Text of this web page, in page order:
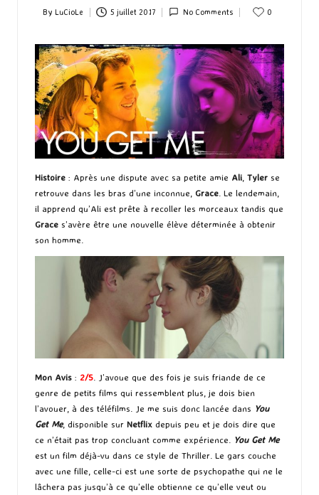
Posted
By LuCioLe 5 juillet 2017 No Comments 0
Histoire : Après une dispute avec sa petite amie Ali Tyler se
retrouve dans les bras d’une inconnue, Grace . Le lendemain,
il apprend qu’Ali est prête à recoller les morceaux tandis que
Grace s’avère être une nouvelle élève déterminée à obtenir
son homme.
Mon Avis : 2/5 . J’avoue que des fois je suis friande de ce
genre de petits films qui ressemblent plus, je dois bien
l’avouer, à des téléfilms. Je me suis donc lancée dans You
Get Me, disponible sur Netflix depuis peu et je dois dire que
ce n’était pas trop concluant comme expérience.
You Get Me
est un film déjà-vu dans ce style de Thriller. Le gars couche
avec une fille, celle-ci est une sorte de psychopathe qui ne le
lâchera pas jusqu’à ce qu’elle obtienne ce qu’elle veut ou